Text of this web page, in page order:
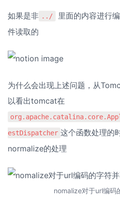
如果是非 ../
里面的内容进行
件读取的
为什么会出现上述问题，从
以看出tomcat在
estDispatcher 这个函数处理的
normalize的处理
nomalize对于url编码